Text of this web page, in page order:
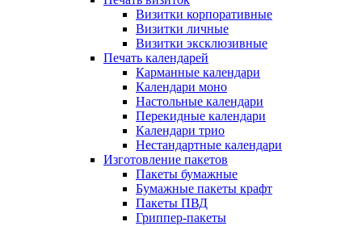
Визитки корпоративные
Визитки личные
Визитки эксклюзивные
Печать календарей
Карманные календари
Календари моно
Настольные календари
Перекидные календари
Календари трио
Нестандартные календари
Изготовление пакетов
Пакеты бумажные
Бумажные пакеты крафт
Пакеты ПВД
Гриппер-пакеты